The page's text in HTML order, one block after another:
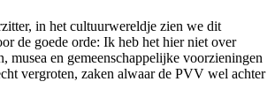
in het cultuurwereldje zien we dit
de goede orde: Ik heb het hier niet over
musea en gemeenschappelijke voorzieningen
vergroten, zaken alwaar de PVV wel achter